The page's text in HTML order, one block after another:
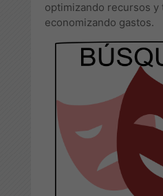
optimizando recursos y
economizando gastos.